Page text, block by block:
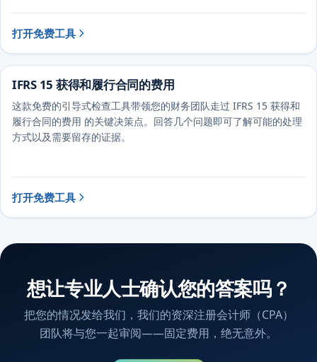
打开免费工具
IFRS 15 获得和履行合同的费用
这款免费的引导式检查工具带领您的财务团队走过 IFRS 15 获得和
履行合同的费用 的关键决策点。回答几个问题即可了解可能的处理
方式以及需要留存的证据。
打开免费工具
想让专业人士确认您的答案吗？
把您的情况发给我们，我们的资深注册会计师（CPA）
团队将与您一起审阅——固定费用，绝无意外。